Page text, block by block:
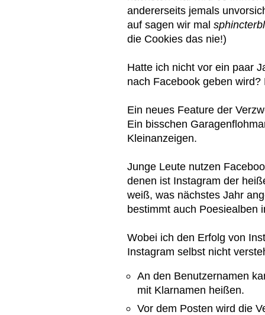
andererseits jemals
auf sagen wir mal
die Cookies das nie!)
Hatte ich nicht vor ein paar
nach Facebook geben
Ein neues Feature der
Ein bisschen
Kleinanzeigen.
Junge Leute nutzen
denen ist Instagram der
weiß, was nächstes Jahr
bestimmt auch Poesiealben
Wobei ich den Erfolg von
Instagram selbst nicht
An den Benutzernamen
mit Klarnamen heißen.
Vor dem Posten wird die